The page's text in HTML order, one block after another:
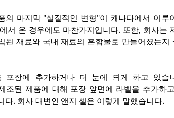
마지막 "실질적인 변형"이 캐나다에서 이루
서 온 경우에도 마찬가지입니다. 또한, 회사는
된 재료와 국내 재료의 혼합물로 만들어졌는지
포장에 추가하거나 더 눈에 띄게 하고 있습
조된 제품에 대해 포장 앞면에 라벨을 추가하
다. 회사 대변인 앤지 셀은 이렇게 말했습니다.